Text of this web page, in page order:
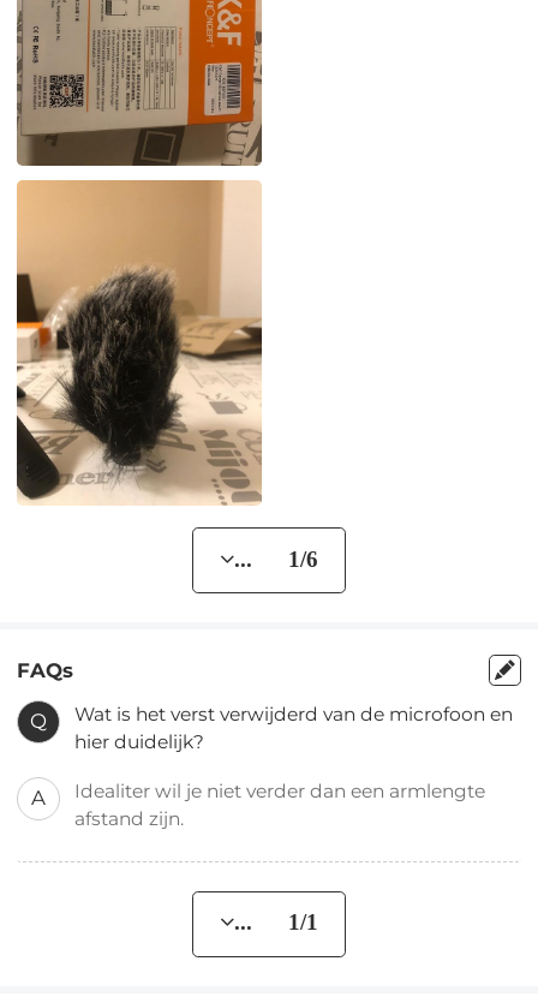
... 1/6
FAQs
Q
Wat is het verst verwijderd van de microfoon en
hier duidelijk?
A
Idealiter wil je niet verder dan een armlengte
afstand zijn.
... 1/1